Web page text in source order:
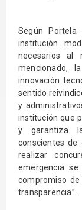
Según Portela
institución
necesarios al
mencionado,
innovación
sentido
y
institución que
y garantiza
conscientes
realizar
emergencia
compromiso
transparencia”.